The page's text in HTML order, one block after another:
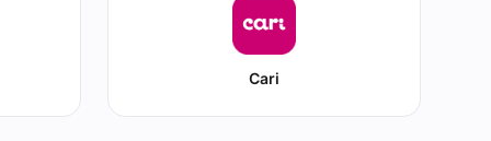
Cari